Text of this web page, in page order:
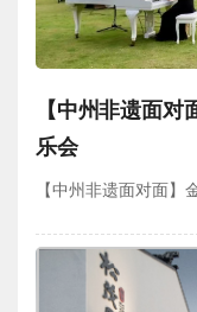
【中州非遗面对
乐会
【中州非遗面对面】